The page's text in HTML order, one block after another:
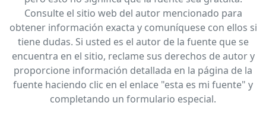
Consulte el sitio web del autor mencionado para
obtener información exacta y comuníquese con ellos si
tiene dudas. Si usted es el autor de la fuente que se
encuentra en el sitio, reclame sus derechos de autor y
proporcione información detallada en la página de la
fuente haciendo clic en el enlace "esta es mi fuente" y
completando un formulario especial.